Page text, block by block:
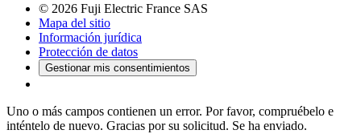
© 2026 Fuji Electric France SAS
Mapa del sitio
Información jurídica
Protección de datos
Gestionar mis consentimientos
Uno o más campos contienen un error. Por favor, compruébelo e
inténtelo de nuevo. Gracias por su solicitud. Se ha enviado.